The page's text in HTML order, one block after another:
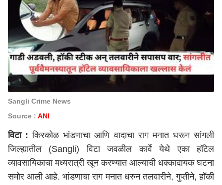
Sangli Crime News
Source : ANI
विटा : किरकोळ भांडणाचा आणि वादाचा राग मनात धरूनसांगली
जिल्ह्यातील (Sangli) विटा जवळील कार्वे येथे एका हॉटेल
व्यावसायिकाचा मध्यरात्री खून करण्यात आल्याची धक्कादायक घटना
समोर आली आहे. भांडणाचा राग मनात धरुन तलवारीने, गुप्तीने, हॉकी